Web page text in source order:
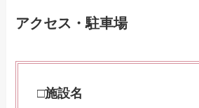
アクセス・駐車場
□施設名